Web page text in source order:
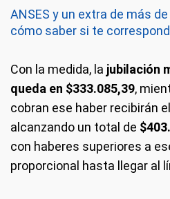
ANSES y un extra de más
cómo saber si te
Con la medida, la jubilación
queda en $333.085,39,
cobran ese haber recibirán
alcanzando un total de
con haberes superiores a
proporcional hasta llegar al